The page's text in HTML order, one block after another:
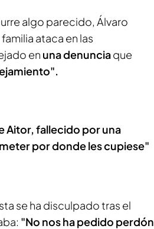
algo parecido, Álvaro
ataca en las
en una denunciaque
Aitor, fallecido por una
por donde les cupiese"
se ha disculpado tras el
"No nos ha pedido perdón